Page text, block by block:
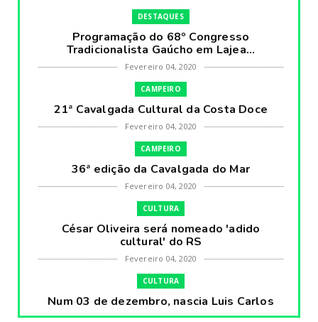
DESTAQUES
Programação do 68º Congresso
Tradicionalista Gaúcho em Lajea...
Fevereiro 04, 2020
CAMPEIRO
21ª Cavalgada Cultural da Costa Doce
Fevereiro 04, 2020
CAMPEIRO
36ª edição da Cavalgada do Mar
Fevereiro 04, 2020
CULTURA
César Oliveira será nomeado 'adido
cultural' do RS
Fevereiro 04, 2020
CULTURA
Num 03 de dezembro, nascia Luis Carlos
Prestes, o Cavaleiro ...